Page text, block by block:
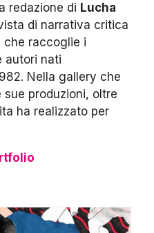
redazione di Lucha
di narrativa critica
che raccoglie i
autori nati
Nella gallery che
sue produzioni, oltre
ha realizzato per